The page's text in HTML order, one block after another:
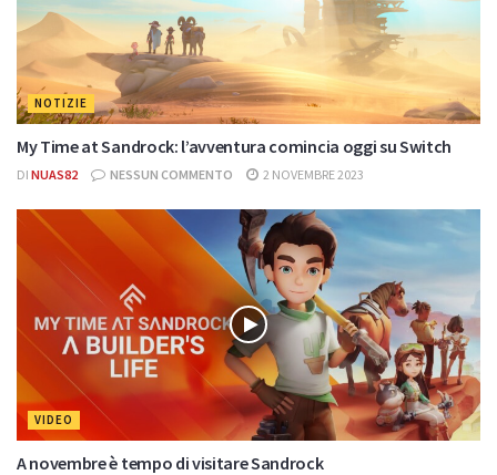
NOTIZIE
My Time at Sandrock: l’avventura comincia oggi su Switch
DI NUAS82 NESSUN COMMENTO 2 NOVEMBRE 2023
VIDEO
A novembre è tempo di visitare Sandrock